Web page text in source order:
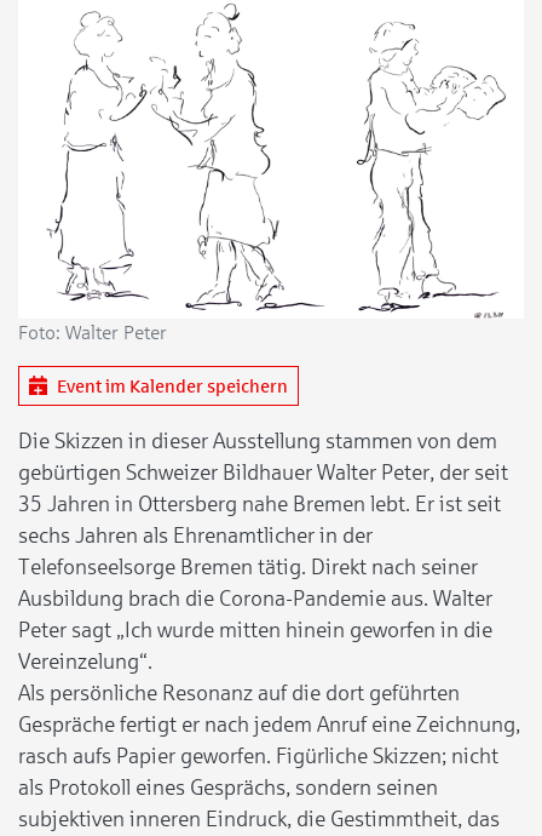
Foto: Walter Peter
Event im Kalender speichern
Die Skizzen in dieser Ausstellung stammen von dem
gebürtigen Schweizer Bildhauer Walter Peter, der seit
35 Jahren in Ottersberg nahe Bremen lebt. Er ist seit
sechs Jahren als Ehrenamtlicher in der
Telefonseelsorge Bremen tätig. Direkt nach seiner
Ausbildung brach die Corona-Pandemie aus. Walter
Peter sagt „Ich wurde mitten hinein geworfen in die
Vereinzelung“.
Als persönliche Resonanz auf die dort geführten
Gespräche fertigt er nach jedem Anruf eine Zeichnung,
rasch aufs Papier geworfen. Figürliche Skizzen; nicht
als Protokoll eines Gesprächs, sondern seinen
subjektiven inneren Eindruck, die Gestimmtheit, das